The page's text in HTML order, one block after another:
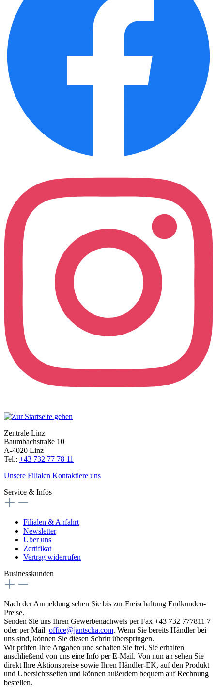
Zentrale Linz
Baumbachstraße 10
A-4020 Linz
Tel.: +43 732 77 78 11
Unsere Filialen Kontaktiere uns
Service & Infos
Filialen & Anfahrt
Newsletter
Über uns
Zertifikat
Vertrag widerrufen
Businesskunden
Nach der Anmeldung sehen Sie bis zur Freischaltung Endkunden-
Preise.
Senden Sie uns Ihren Gewerbenachweis per Fax +43 732 777811 7
oder per Mail: office@jantscha.com. Wenn Sie bereits Händler bei
uns sind, können Sie diesen Schritt überspringen.
Wir prüfen Ihre Angaben und schalten Sie frei. Sie erhalten
anschließend von uns eine Info per E-Mail. Von nun an sehen Sie
direkt Ihre Aktionspreise sowie Ihren Händler-EK, auf den Produkt
und Übersichtsseiten und können außerdem bequem auf Rechnung
bestellen.